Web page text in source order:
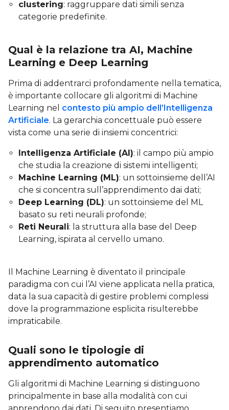
clustering: raggruppare dati simili senza
categorie predefinite.
Qual è la relazione tra AI, Machine
Learning e Deep Learning
Prima di addentrarci profondamente nella tematica,
è importante collocare gli algoritmi di Machine
Learning nel contesto più ampio dell’Intelligenza
Artificiale. La gerarchia concettuale può essere
vista come una serie di insiemi concentrici:
Intelligenza Artificiale (AI): il campo più ampio
che studia la creazione di sistemi intelligenti;
Machine Learning (ML): un sottoinsieme dell’AI
che si concentra sull’apprendimento dai dati;
Deep Learning (DL): un sottoinsieme del ML
basato su reti neurali profonde;
Reti Neurali: la struttura alla base del Deep
Learning, ispirata al cervello umano.
Il Machine Learning è diventato il principale
paradigma con cui l’AI viene applicata nella pratica,
data la sua capacità di gestire problemi complessi
dove la programmazione esplicita risulterebbe
impraticabile.
Quali sono le tipologie di
apprendimento automatico
Gli algoritmi di Machine Learning si distinguono
principalmente in base alla modalità con cui